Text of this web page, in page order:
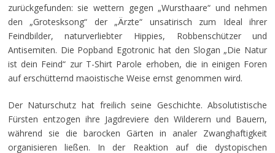
zurückgefunden: sie wettern gegen „Wursthaare“ und nehmen
den „Grotesksong“ der „Ärzte“ unsatirisch zum Ideal ihrer
Feindbilder, naturverliebter Hippies, Robbenschützer und
Antisemiten. Die Popband Egotronic hat den Slogan „Die Natur
ist dein Feind“ zur T-Shirt Parole erhoben, die in einigen Foren
auf erschütternd maoistische Weise ernst genommen wird.
Der Naturschutz hat freilich seine Geschichte. Absolutistische
Fürsten entzogen ihre Jagdreviere den Wilderern und Bauern,
während sie die barocken Gärten in analer Zwanghaftigkeit
organisieren ließen. In der Reaktion auf die dystopischen